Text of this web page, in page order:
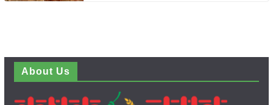
About Us